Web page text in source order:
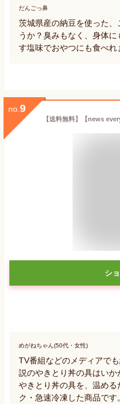
だんごっ鼻
茨城県産の納豆を使った
うか？臭みもなく、身体
す塩味でおやつにも食べれ
no. 9
シ
めがねちゃん(50代・女性)
TV番組などのメディアで
説のやきとり丼の具はい
やきとり丼の具を、温め
ク・急速冷凍した商品で